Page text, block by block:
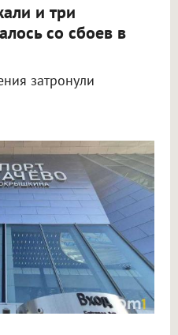
и три
со сбоев в
затронули